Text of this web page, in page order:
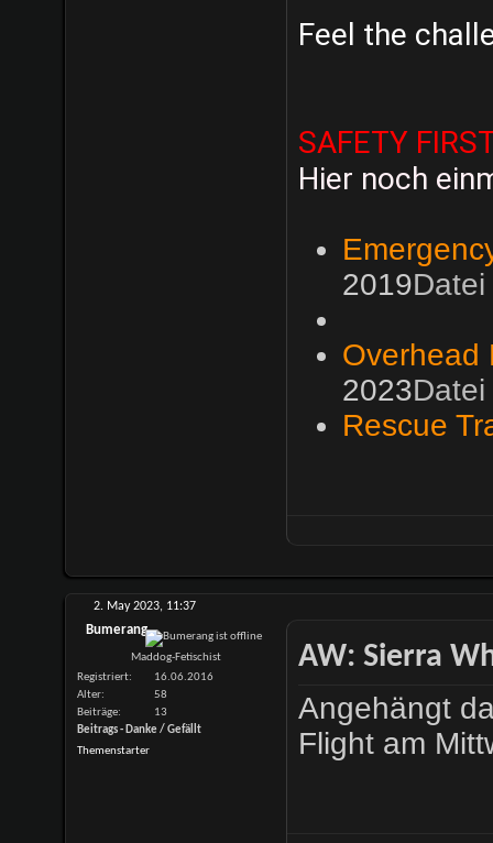
Feel the
SAFETY
Hier noch
2019Datei
Overhead
2023Datei
Rescue
2. May 2023, 11:37
Bumerang
Maddog-Fetischist
Registriert
16.06.2016
Alter
58
Beiträge
13
Beitrags - Danke / Gefällt
Themenstarter
AW: Sierra
Angehängt
Flight am